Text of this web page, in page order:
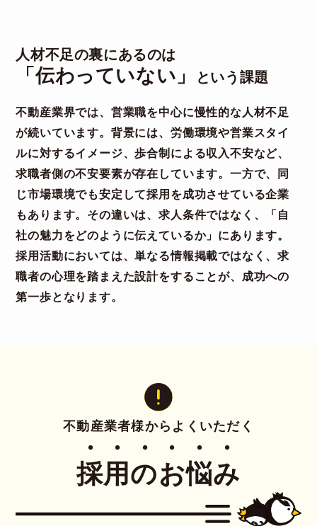
人材不足の裏にあるのは
「伝わっていない」 という課題
不動産業界では、営業職を中心に慢性的な人材不足
が続いています。背景には、労働環境や営業スタイ
ルに対するイメージ、歩合制による収入不安など、
求職者側の不安要素が存在しています。一方で、同
じ市場環境でも安定して採用を成功させている企業
もあります。その違いは、求人条件ではなく、「自
社の魅力をどのように伝えているか」にあります。
採用活動においては、単なる情報掲載ではなく、求
職者の心理を踏まえた設計をすることが、成功への
第一歩となります。
不動産業者様からよくいただく
採用のお悩み
・・・・・・